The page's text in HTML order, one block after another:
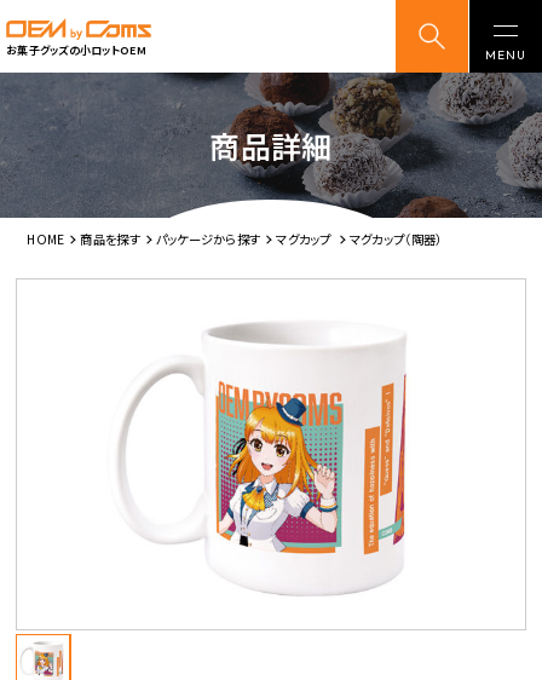
お菓子グッズの小ロットOEM
商品詳細
HOME 商品を探す パッケージから探す マグカップ マグカップ（陶器）